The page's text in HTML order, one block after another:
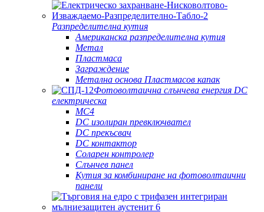
Разпределителна кутия
Американска разпределителна кутия
Метал
Пластмаса
Заграждение
Метална основа Пластмасов капак
Фотоволтаична слънчева енергия DC
електрическа
MC4
DC изолиран превключвател
DC прекъсвач
DC контактор
Соларен контролер
Слънчев панел
Кутия за комбиниране на фотоволтаични
панели